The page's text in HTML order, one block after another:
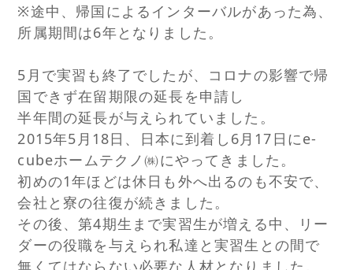
※途中、帰国によるインターバルがあった為、
所属期間は6年となりました。
5月で実習も終了でしたが、コロナの影響で帰
国できず在留期限の延長を申請し
半年間の延長が与えられていました。
2015年5月18日、日本に到着し6月17日にe-
cubeホームテクノ㈱にやってきました。
初めの1年ほどは休日も外へ出るのも不安で、
会社と寮の往復が続きました。
その後、第4期生まで実習生が増える中、リー
ダーの役職を与えられ私達と実習生との間で
無くてはならない必要な人材となりました。